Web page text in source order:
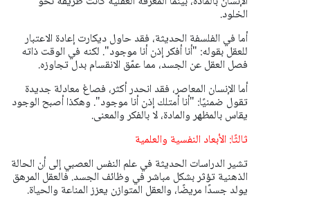
الخلود.
أما في الفلسفة الحديثة، فقد حاول ديكارت إعادة الاعتبار
للعقل بقوله: "أنا أفكر إذن أنا موجود". لكنه في الوقت ذاته
فصل العقل عن الجسد، مما عمّق الانقسام بدل تجاوزه.
أما الإنسان المعاصر، فقد انحدر أكثر، فصاغ معادلة جديدة
تقول ضمنيًا: "أنا أمتلك إذن أنا موجود". وهكذا أصبح الوجود
يقاس بالمظهر والمادة، لا بالفكر والمعنى.
ثالثًا: الأبعاد النفسية والعلمية
تشير الدراسات الحديثة في علم النفس العصبي إلى أن الحالة
الذهنية تؤثر بشكل مباشر في وظائف الجسد. فالعقل المرهق
يولد جسدًا مريضًا، والعقل المتوازن يعزز المناعة والحياة.